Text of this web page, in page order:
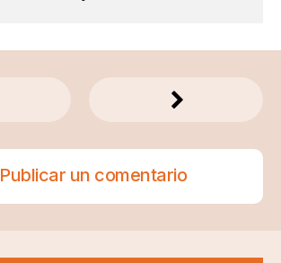
Publicar un comentario